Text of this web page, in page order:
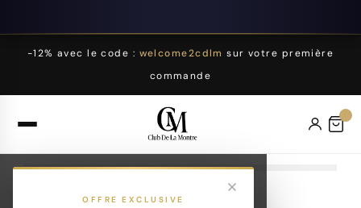
-12% avec le code : welcome2cdlm sur votre première
commande
OFFRE EXCLUSIVE